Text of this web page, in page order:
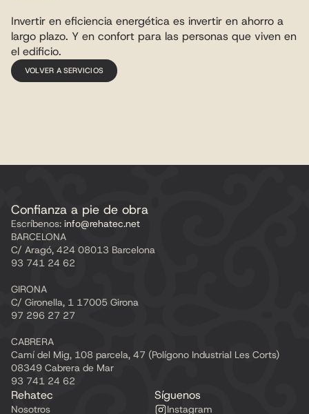
Invertir en eficiencia energética es invertir en ahorro a
largo plazo. Y en confort para las personas que viven en
el edificio.
VOLVER A SERVICIOS
Confianza a pie de obra
Escríbenos: info@rehatec.net
BARCELONA
C/ Aragó, 424 08013 Barcelona
93 741 24 62
GIRONA
C/ Gironella, 1 17005 Girona
97 296 27 27
CABRERA
Camí del Mig, 108 parcela, 47 (Polígono Industrial Les Corts)
08349 Cabrera de Mar
93 741 24 62
Rehatec
Nosotros
Síguenos
Instagram